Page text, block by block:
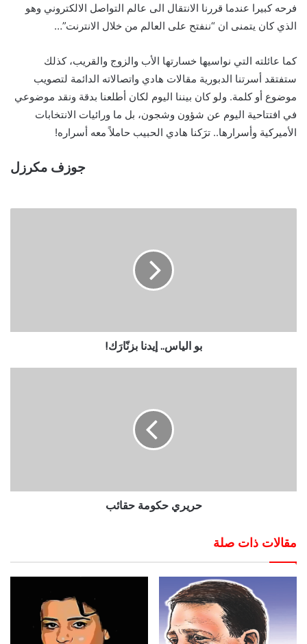
فرحه كبيرا عندما قررنا الانتقال الى عالم التواصل الالكتروني وهو
الذي كان يتمنى ان “ننفتح على العالم من خلال الانترنت”…
كما عائلته التي نواسيها خسارتها الأب والزوج والقريب، كذلك
ستفتقد أسرتنا الدبورية مقالات هادي واتصالاته الدائمة لتصويب
موضوع أو كلمة. ولو كان بيننا اليوم لكان أطلعنا بدقة ونقد موضوعي
في افتتاحية اليوم عن شؤون وشجون، بل ما ورائيات الانتخابات
الأميركية وأسرارها.. ترَكنا هادي الحبيب حاملاً معه أسراره!
جوزف مكرزل
بو الياس.. إيدنا بزنّارَك!
حريري حكومة حقائب
مقالات ذات صلة